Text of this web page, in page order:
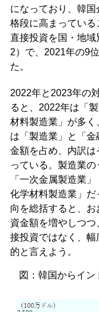
になっており、韓
格段に高まってい
直接投資を国・地
2）で、2021年の9
た。
2022年と2023年の
ると、2022年は「
材料製造業」が多
は「製造業」と「
金額を占め、内訳
っている。製造業
「一次金属製造業
化学材料製造業」
向を総括すると、
資金額を増やしつ
接投資ではなく、
的と言えよう。
図：韓国からイ